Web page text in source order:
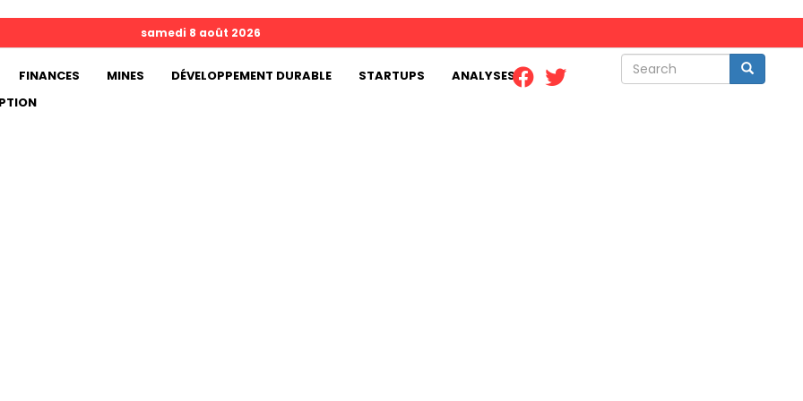
Search Search
samedi 8 août 2026
FINANCES MINES DÉVELOPPEMENT DURABLE STARTUPS
ANALYSES